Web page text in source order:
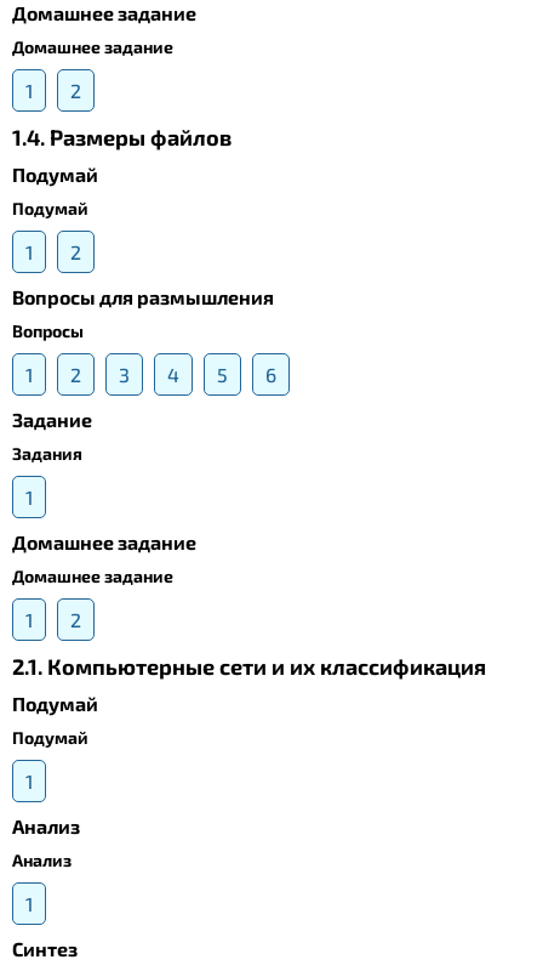
Домашнее задание
Домашнее задание
1 2
1.4. Размеры файлов
Подумай
Подумай
1
2
Вопросы для размышления
Вопросы
1 2 3 4 5
6
Задание
Задания
1
Домашнее задание
Домашнее задание
1 2
2.1. Компьютерные сети и их классификация
Подумай
Подумай
1
Анализ
Анализ
1
Синтез